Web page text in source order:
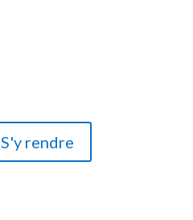
S'y rendre